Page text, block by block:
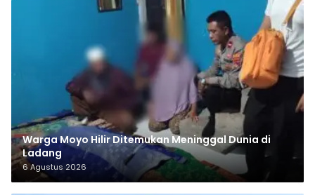
Warga Moyo Hilir Ditemukan Meninggal Dunia di
Ladang
6 Agustus 2026